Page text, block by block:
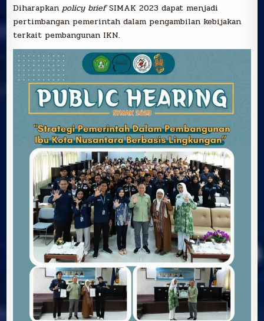
Diharapkan policy briefSIMAK 2023 dapat menjadi
pertimbangan pemerintah dalam pengambilan kebijakan
terkait pembangunan IKN.